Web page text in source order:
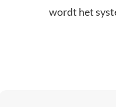
wordt het